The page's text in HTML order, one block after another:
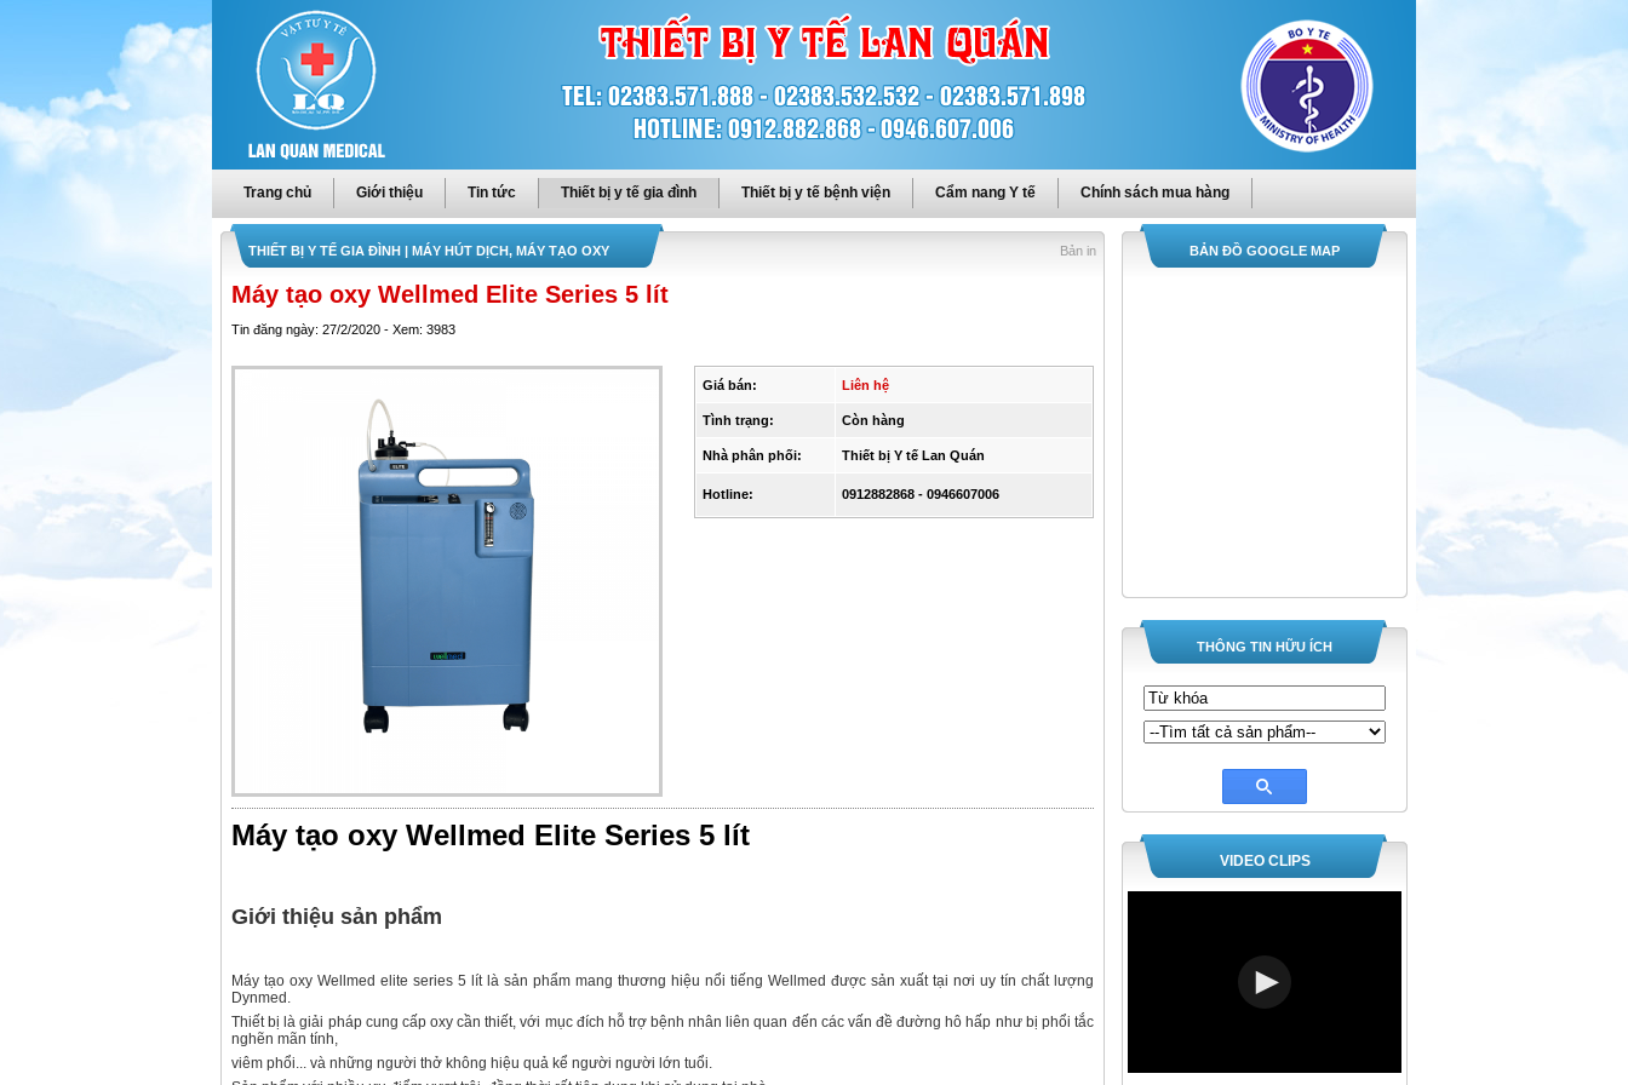
Trang chủ Giới thiệu Tin tức Thiết bị y tế gia đình Thiết bị y tế bệnh viện Cẩm nang Y tế Chính sách mua hàng
THIẾT BỊ Y TẾ GIA ĐÌNH | MÁY HÚT DỊCH, MÁY TẠO OXY Bản in
Máy tạo oxy Wellmed Elite Series 5 lít
Tin đăng ngày: 27/2/2020 - Xem: 3983
Giá bán: Liên hệ
Tình trạng: Còn hàng
Nhà phân phối: Thiết bị Y tế Lan Quán
Hotline: 0912882868 - 0946607006
Máy tạo oxy Wellmed Elite Series 5 lít
Giới thiệu sản phẩm
Máy tạo oxy Wellmed elite series 5 lít là sản phẩm mang thương hiệu nổi tiếng Wellmed được sản xuất tại nơi uy tín chất lượng
Dynmed.
Thiết bị là giải pháp cung cấp oxy cần thiết, với mục đích hỗ trợ bệnh nhân liên quan đến các vấn đề đường hô hấp như bị phổi tắc
nghẽn mãn tính,
viêm phổi... và những người thở không hiệu quả kể người người lớn tuổi.
BẢN ĐỒ GOOGLE MAP
THÔNG TIN HỮU ÍCH
VIDEO CLIPS